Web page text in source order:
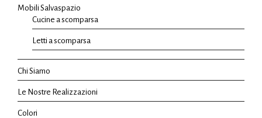
Mobili Salvaspazio
Cucine a scomparsa
Letti a scomparsa
Chi Siamo
Le Nostre Realizzazioni
Colori